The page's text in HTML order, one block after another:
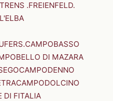
.FREIENFELD.
CAMPOBASSO
DI MAZARA
CAMPODENNO
CAMPODOLCINO
DI FITALIA